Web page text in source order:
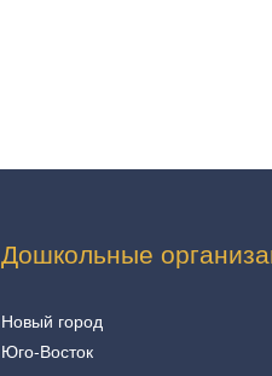
Дошкольные
Новый город
Юго-Восток